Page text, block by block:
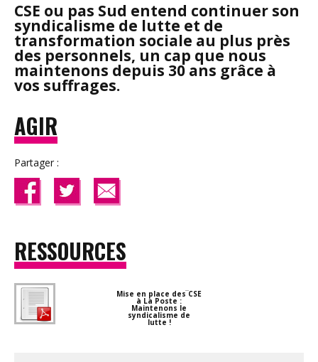
CSE ou pas Sud entend continuer son
syndicalisme de lutte et de
transformation sociale au plus près
des personnels, un cap que nous
maintenons depuis 30 ans grâce à
vos suffrages.
AGIR
Partager :
RESSOURCES
Mise en place des CSE
à La Poste :
Maintenons le
syndicalisme de
lutte !